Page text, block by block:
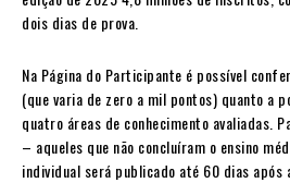
dois dias de prova.
Na Página do Participante é possível
(que varia de zero a mil pontos) quanto a
quatro áreas de conhecimento avaliadas.
– aqueles que não concluíram o ensino
individual será publicado até 60 dias após